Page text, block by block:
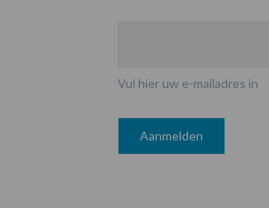
Vul hier uw e-mailadres in